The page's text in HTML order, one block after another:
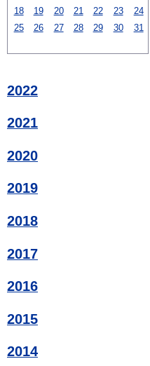
18
19 20 21 22 23
24
25
26 27 28 29 30 31
2022
2021
2020
2019
2018
2017
2016
2015
2014